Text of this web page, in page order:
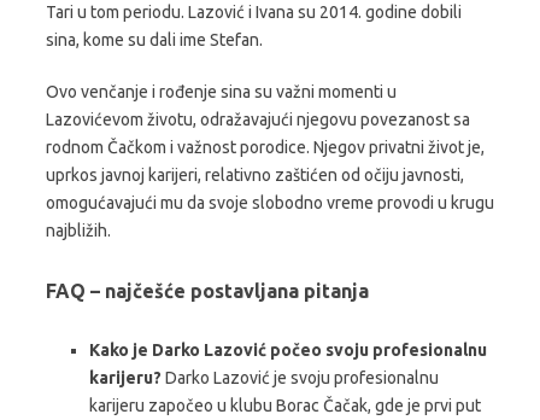
Tari u tom periodu. Lazović i Ivana su 2014. godine dobili
sina, kome su dali ime Stefan.
Ovo venčanje i rođenje sina su važni momenti u
Lazovićevom životu, odražavajući njegovu povezanost sa
rodnom Čačkom i važnost porodice. Njegov privatni život je,
uprkos javnoj karijeri, relativno zaštićen od očiju javnosti,
omogućavajući mu da svoje slobodno vreme provodi u krugu
najbližih.
FAQ – najčešće postavljana pitanja
Kako je Darko Lazović počeo svoju profesionalnu
karijeru? Darko Lazović je svoju profesionalnu
karijeru započeo u klubu Borac Čačak, gde je prvi put